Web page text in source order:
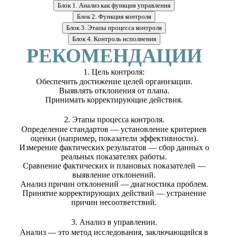
Блок 1. Анализ как функция управления
Блок 2. Функция контроля
Блок 3. Этапы процесса контроля
Блок 4. Контроль исполнения
РЕКОМЕНДАЦИИ
1. Цель контроля:
Обеспечить достижение целей организации.
Выявлять отклонения от плана.
Принимать корректирующие действия.
2. Этапы процесса контроля.
Определение стандартов — установление критериев
оценки (например, показатели эффективности).
Измерение фактических результатов — сбор данных о
реальных показателях работы.
Сравнение фактических и плановых показателей —
выявление отклонений.
Анализ причин отклонений — диагностика проблем.
Принятие корректирующих действий — устранение
причин несоответствий.
3. Анализ в управлении.
Анализ — это метод исследования, заключающийся в